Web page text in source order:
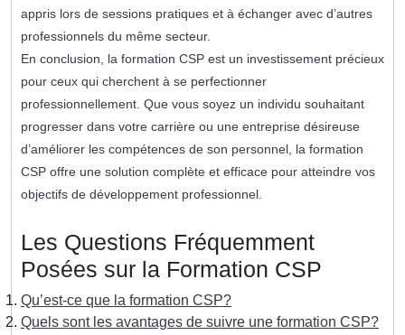
appris lors de sessions pratiques et à échanger avec d’autres
professionnels du même secteur.
En conclusion, la formation CSP est un investissement précieux
pour ceux qui cherchent à se perfectionner
professionnellement. Que vous soyez un individu souhaitant
progresser dans votre carrière ou une entreprise désireuse
d’améliorer les compétences de son personnel, la formation
CSP offre une solution complète et efficace pour atteindre vos
objectifs de développement professionnel.
Les Questions Fréquemment
Posées sur la Formation CSP
Qu’est-ce que la formation CSP?
Quels sont les avantages de suivre une formation CSP?